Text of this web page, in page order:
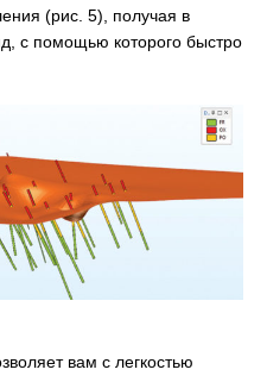
(рис. 5), получая в
с помощью которого быстро
вам с легкостью